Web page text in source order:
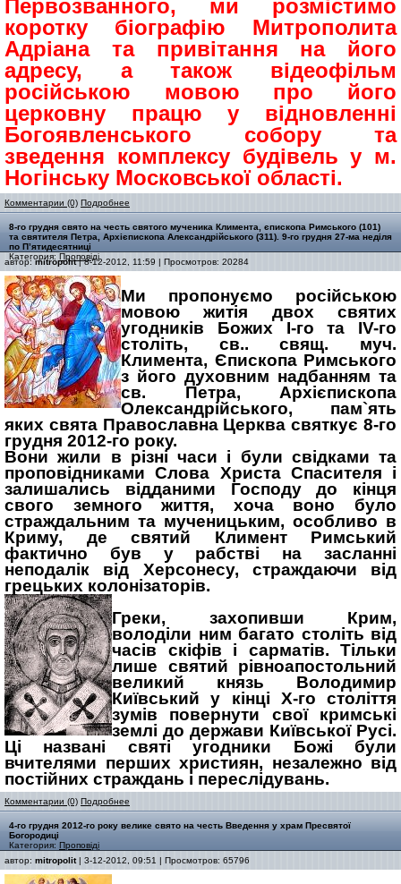
Первозванного, ми розмістимо
коротку біографію Митрополита
Адріана та привітання на його
адресу, а також відеофільм
російською мовою про його
церковну працю у відновленні
Богоявленського собору та
зведення комплексу будівель у м.
Ногінську Московської області.
Комментарии (0) Подробнее
8-го грудня свято на честь святого мученика Климента, єпископа Римського (101)
та святителя Петра, Архієпископа Александрійського (311). 9-го грудня 27-ма неділя
по П’ятидесятниці
Категория: Проповіді
автор:mitropolit| 8-12-2012, 11:59 | Просмотров: 20284
Ми пропонуємо російською
мовою житія двох святих
угодників Божих І-го та IV-го
століть, св.. свящ. муч.
Климента, Єпископа Римського
з його духовним надбанням та
св. Петра, Архієпископа
Олександрійського, пам`ять
яких свята Православна Церква святкує 8-го
грудня 2012-го року.
Вони жили в різні часи і були свідками та
проповідниками Слова Христа Спасителя і
залишались відданими Господу до кінця
свого земного життя, хоча воно було
страждальним та мученицьким, особливо в
Криму, де святий Климент Римський
фактично був у рабстві на засланні
неподалік від Херсонесу, страждаючи від
грецьких колонізаторів.
Греки, захопивши Крим,
володіли ним багато століть від
часів скіфів і сарматів. Тільки
лише святий рівноапостольний
великий князь Володимир
Київський у кінці Х-го століття
зумів повернути свої кримські
землі до держави Київської Русі.
Ці названі святі угодники Божі були
вчителями перших християн, незалежно від
постійних страждань і переслідувань.
Комментарии (0) Подробнее
4-го грудня 2012-го року велике свято на честь Введення у храм Пресвятої
Богородиці
Категория: Проповіді
автор: mitropolit| 3-12-2012, 09:51 | Просмотров: 65796